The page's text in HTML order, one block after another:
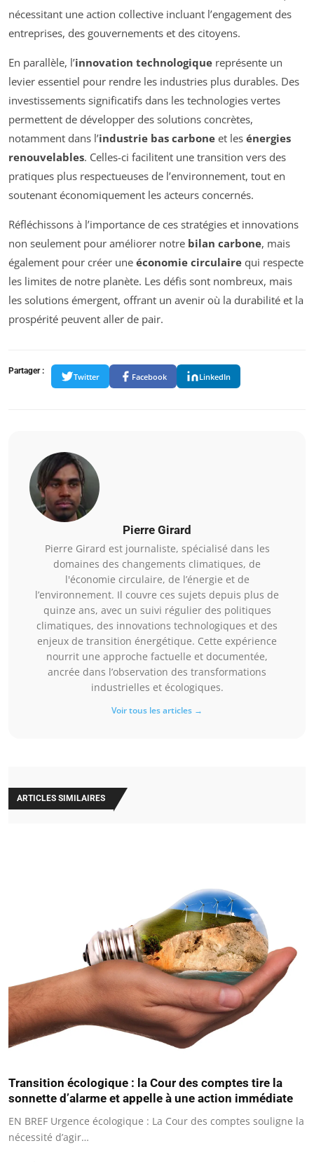
nécessitant une action collective incluant l’engagement des
entreprises, des gouvernements et des citoyens.
En parallèle, l’innovation technologique représente un
levier essentiel pour rendre les industries plus durables. Des
investissements significatifs dans les technologies vertes
permettent de développer des solutions concrètes,
notamment dans l’industrie bas carbone et les énergies
renouvelables. Celles-ci facilitent une transition vers des
pratiques plus respectueuses de l’environnement, tout en
soutenant économiquement les acteurs concernés.
Réfléchissons à l’importance de ces stratégies et innovations
non seulement pour améliorer notre bilan carbone, mais
également pour créer une économie circulaire qui respecte
les limites de notre planète. Les défis sont nombreux, mais
les solutions émergent, offrant un avenir où la durabilité et la
prospérité peuvent aller de pair.
Partager :
Twitter Facebook LinkedIn
Pierre Girard
Pierre Girard est journaliste, spécialisé dans les
domaines des changements climatiques, de
l'économie circulaire, de l’énergie et de
l’environnement. Il couvre ces sujets depuis plus de
quinze ans, avec un suivi régulier des politiques
climatiques, des innovations technologiques et des
enjeux de transition énergétique. Cette expérience
nourrit une approche factuelle et documentée,
ancrée dans l’observation des transformations
industrielles et écologiques.
Voir tous les articles →
ARTICLES SIMILAIRES
Transition écologique : la Cour des comptes tire la
sonnette d’alarme et appelle à une action immédiate
EN BREF Urgence écologique : La Cour des comptes souligne la
nécessité d’agir…